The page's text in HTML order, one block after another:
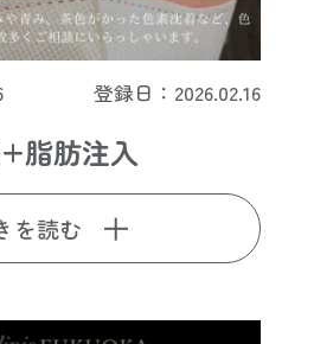
登録日：2026.02.16
脂肪注入
を読む